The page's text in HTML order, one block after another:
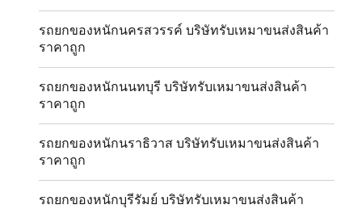
รถยกของหนักนครสวรรค์ บริษัทรับเหมาขนส่งสินค้า
ราคาถูก
รถยกของหนักนนทบุรี บริษัทรับเหมาขนส่งสินค้า
ราคาถูก
รถยกของหนักนราธิวาส บริษัทรับเหมาขนส่งสินค้า
ราคาถูก
รถยกของหนักบุรีรัมย์ บริษัทรับเหมาขนส่งสินค้า